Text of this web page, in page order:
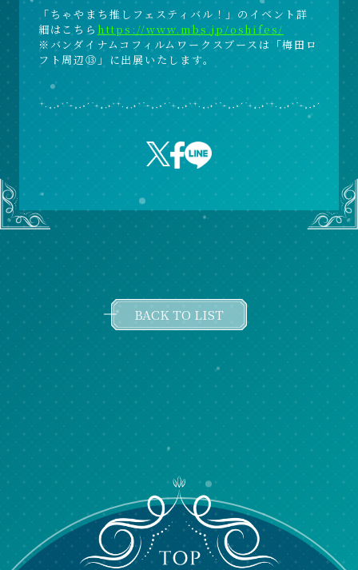
「ちゃやまち推しフェスティバル！」のイベント詳
細はこちら https://www.mbs.jp/oshifes/
※バンダイナムコフィルムワークスブースは「梅田ロ
フト周辺⑬」に出展いたします。
BACK TO LIST